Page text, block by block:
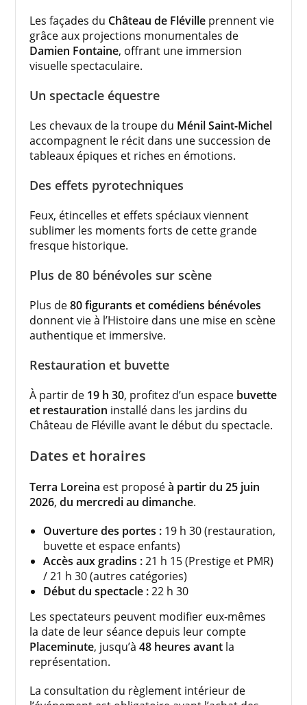
Les façades du Château de Fléville prennent vie
grâce aux projections monumentales de
Damien Fontaine, offrant une immersion
visuelle spectaculaire.
Un spectacle équestre
Les chevaux de la troupe du Ménil Saint-Michel
accompagnent le récit dans une succession de
tableaux épiques et riches en émotions.
Des effets pyrotechniques
Feux, étincelles et effets spéciaux viennent
sublimer les moments forts de cette grande
fresque historique.
Plus de 80 bénévoles sur scène
Plus de80 figurants et comédiens bénévoles
donnent vie à l’Histoire dans une mise en scène
authentique et immersive.
Restauration et buvette
À partir de 19 h 30, profitez d’un espace buvette
et restauration installé dans les jardins du
Château de Fléville avant le début du spectacle.
Dates et horaires
Terra Loreina est proposéà partir du 25 juin
2026,du mercredi au dimanche.
Ouverture des portes : 19 h 30 (restauration,
buvette et espace enfants)
Accès aux gradins :21 h 15 (Prestige et PMR)
/ 21 h 30 (autres catégories)
Début du spectacle :22 h 30
Les spectateurs peuvent modifier eux-mêmes
la date de leur séance depuis leur compte
Placeminute, jusqu’à48 heures avant la
représentation.
La consultation du règlement intérieur de